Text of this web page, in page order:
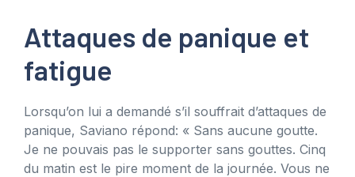
Attaques de panique et
fatigue
Lorsqu’on lui a demandé s’il souffrait d’attaques de
panique, Saviano répond: « Sans aucune goutte.
Je ne pouvais pas le supporter sans gouttes. Cinq
du matin est le pire moment de la journée. Vous ne